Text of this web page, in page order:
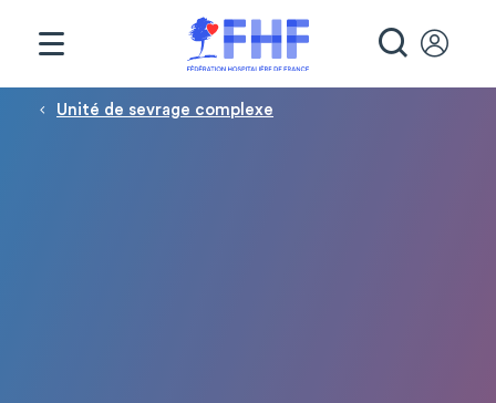
Fil d'Ariane
Unité de sevrage complexe
Panneau de gestion des cookies